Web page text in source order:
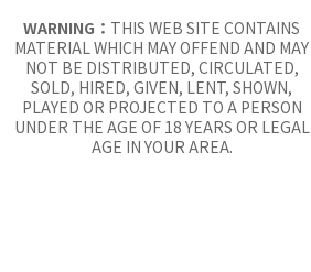
WARNING： THIS WEB SITE CONTAINS
MATERIAL WHICH MAY OFFEND AND MAY
NOT BE DISTRIBUTED, CIRCULATED,
SOLD, HIRED, GIVEN, LENT, SHOWN,
PLAYED OR PROJECTED TO A PERSON
UNDER THE AGE OF 18 YEARS OR LEGAL
AGE IN YOUR AREA.